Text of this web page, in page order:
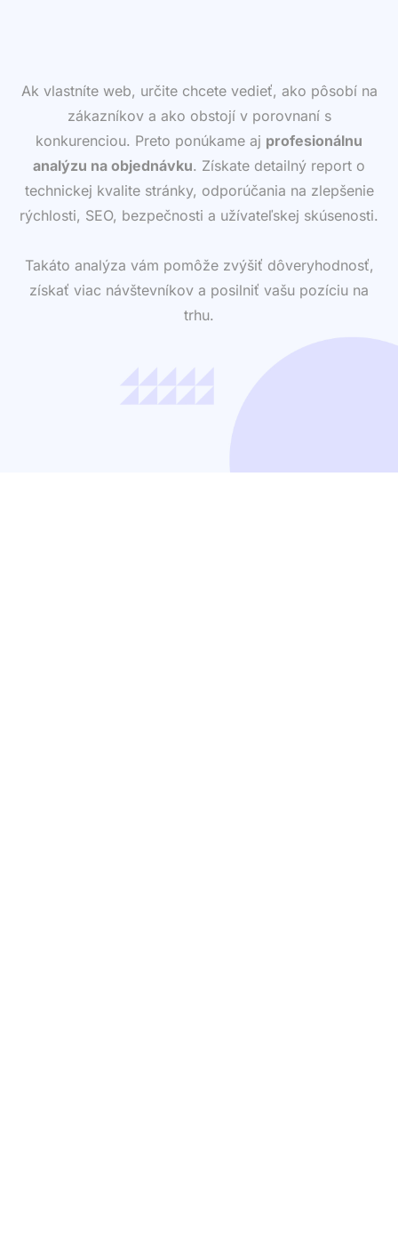
Ak vlastníte web, určite chcete vedieť, ako pôsobí na
zákazníkov a ako obstojí v porovnaní s
konkurenciou. Preto ponúkame aj profesionálnu
analýzu na objednávku. Získate detailný report o
technickej kvalite stránky, odporúčania na zlepšenie
rýchlosti, SEO, bezpečnosti a užívateľskej skúsenosti.
Takáto analýza vám pomôže zvýšiť dôveryhodnosť,
získať viac návštevníkov a posilniť vašu pozíciu na
trhu.